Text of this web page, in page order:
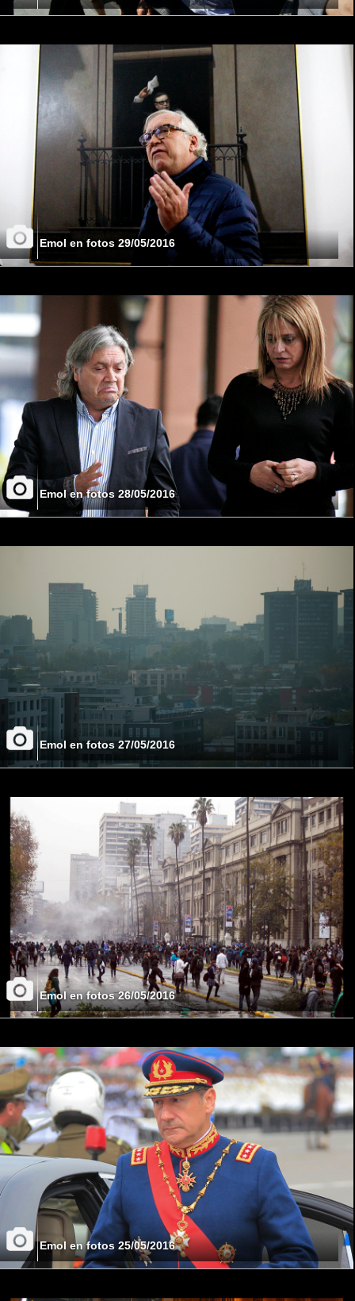
Emol en fotos 29/05/2016
Emol en fotos 28/05/2016
Emol en fotos 27/05/2016
Emol en fotos 26/05/2016
Emol en fotos 25/05/2016